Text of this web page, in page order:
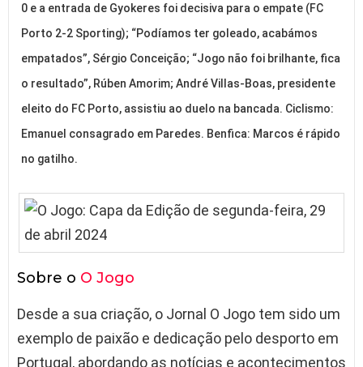
0 e a entrada de Gyokeres foi decisiva para o empate (FC
Porto 2-2 Sporting); “Podíamos ter goleado, acabámos
empatados”, Sérgio Conceição; “Jogo não foi brilhante, fica
o resultado”, Rúben Amorim; André Villas-Boas, presidente
eleito do FC Porto, assistiu ao duelo na bancada. Ciclismo:
Emanuel consagrado em Paredes. Benfica: Marcos é rápido
no gatilho.
Sobre o O Jogo
Desde a sua criação, o Jornal O Jogo tem sido um
exemplo de paixão e dedicação pelo desporto em
Portugal, abordando as notícias e acontecimentos